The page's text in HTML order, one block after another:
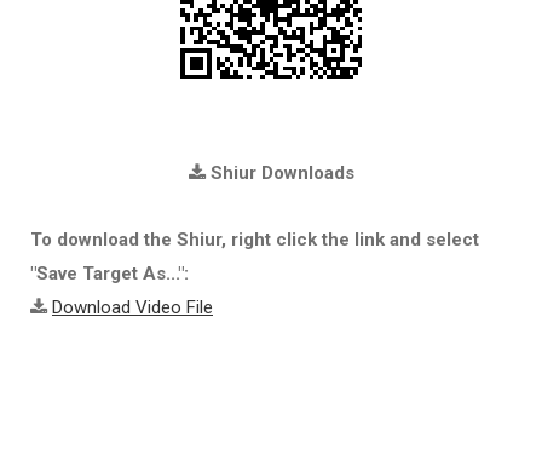
Shiur Downloads
To download the Shiur, right click the link and select
"Save Target As...":
Download Video File